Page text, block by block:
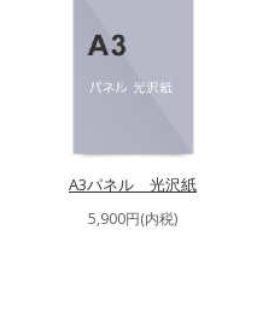
A3パネル 光沢紙
5,900円(内税)